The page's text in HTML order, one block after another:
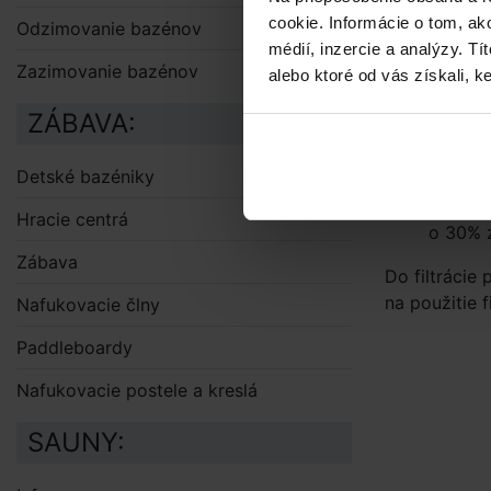
cookie. Informácie o tom,
médií, inzercie a analýzy.
alebo ktoré od vás získali,
Z
Doba
o 30%
Do filtrácie
na použitie
Odzimovanie bazénov
Zazimovanie bazénov
ZÁBAVA:
Detské bazéniky
Hracie centrá
Zábava
Nafukovacie člny
Paddleboardy
Nafukovacie postele a kreslá
SAUNY: